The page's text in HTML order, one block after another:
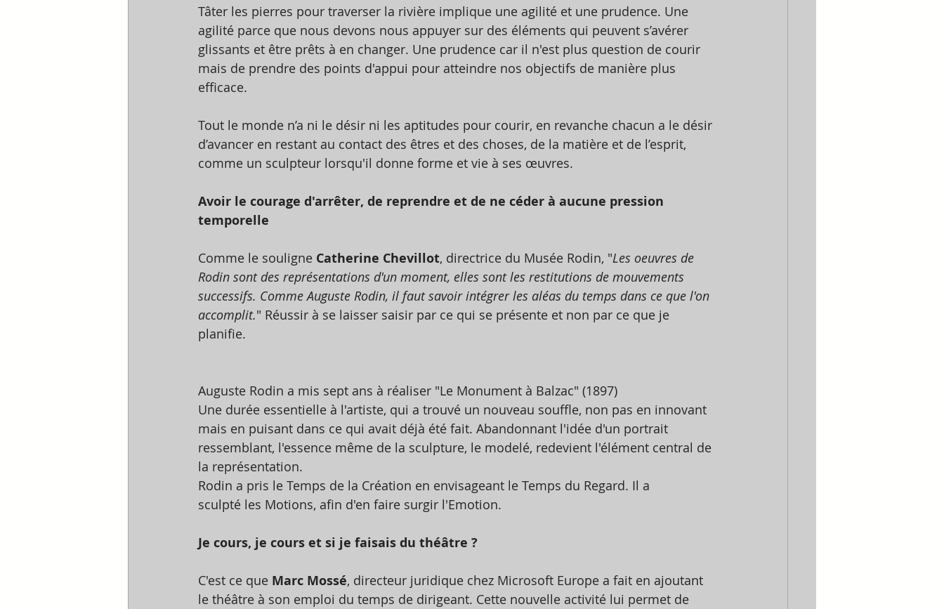
Tâter les pierres pour traverser la rivière implique une agilité et une prudence. Une
agilité parce que nous devons nous appuyer sur des éléments qui peuvent s’avérer
glissants et être prêts à en changer. Une prudence car il n'est plus question de courir
mais de prendre des points d'appui pour atteindre nos objectifs de manière plus
efficace.
Tout le monde n’a ni le désir ni les aptitudes pour courir, en revanche chacun a le désir
d’avancer en restant au contact des êtres et des choses, de la matière et de l’esprit,
comme un sculpteur lorsqu'il donne forme et vie à ses œuvres.
Avoir le courage d'arrêter, de reprendre et de ne céder à aucune pression
temporelle
Comme le souligne Catherine Chevillot, directrice du Musée Rodin, "Les oeuvres de
Rodin sont des représentations d'un moment, elles sont les restitutions de mouvements
successifs. Comme Auguste Rodin, il faut savoir intégrer les aléas du temps dans ce que l'on
accomplit." Réussir à se laisser saisir par ce qui se présente et non par ce que je
planifie.
Auguste Rodin a mis sept ans à réaliser "Le Monument à Balzac" (1897)
Une durée essentielle à l'artiste, qui a trouvé un nouveau souffle, non pas en innovant
mais en puisant dans ce qui avait déjà été fait. Abandonnant l'idée d'un portrait
ressemblant, l'essence même de la sculpture, le modelé, redevient l'élément central de
la représentation.
Rodin a pris le Temps de la Création en envisageant le Temps du Regard. Il a
sculpté les Motions, afin d'en faire surgir l'Emotion.
Je cours, je cours et si je faisais du théâtre ?
C'est ce que Marc Mossé, directeur juridique chez Microsoft Europe a fait en ajoutant
le théâtre à son emploi du temps de dirigeant. Cette nouvelle activité lui permet de